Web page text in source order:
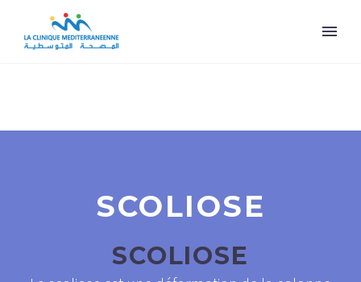
SCOLIOSE
SCOLIOSE